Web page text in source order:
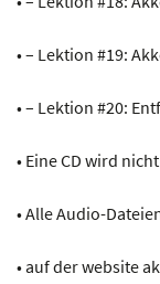
• – Lektion #19:
• – Lektion #20:
• Eine CD wird
• Alle Audio-
• auf der website